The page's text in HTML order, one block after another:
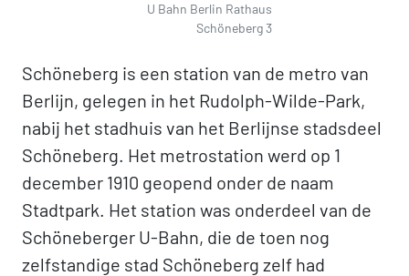
U Bahn Berlin Rathaus
Schöneberg 3
Schöneberg is een station van de metro van
Berlijn, gelegen in het Rudolph-Wilde-Park,
nabij het stadhuis van het Berlijnse stadsdeel
Schöneberg. Het metrostation werd op 1
december 1910 geopend onder de naam
Stadtpark. Het station was onderdeel van de
Schöneberger U-Bahn, die de toen nog
zelfstandige stad Schöneberg zelf had